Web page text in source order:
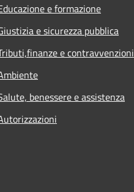
e formazione
e sicurezza pubblica
e contravvenzioni
benessere e assistenza